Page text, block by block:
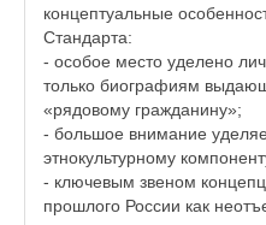
концептуальные
Стандарта:
- особое место уделено
только биографиям
«рядовому гражданину»;
- большое внимание
этнокультурному
- ключевым звеном
прошлого России как